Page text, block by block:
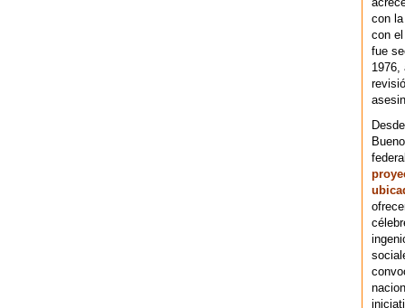
con
con
fue
1976,